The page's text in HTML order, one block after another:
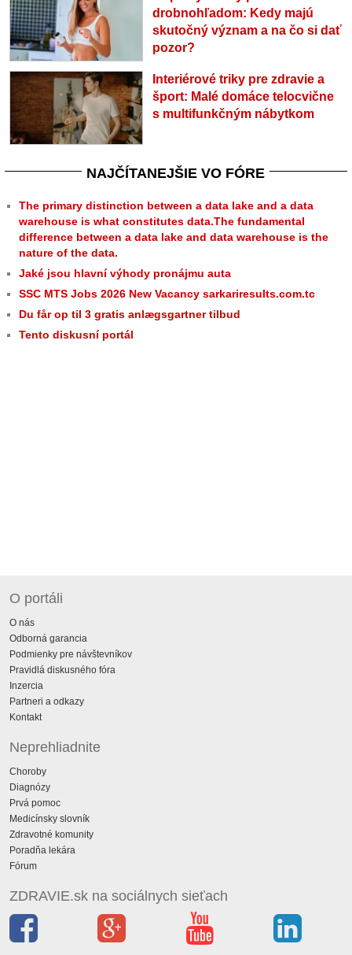
drobnohľadom: Kedy majú
skutočný význam a na čo si dať
pozor?
Interiérové triky pre zdravie a
šport: Malé domáce telocvične
s multifunkčným nábytkom
NAJČÍTANEJŠIE VO FÓRE
The primary distinction between a data lake and a data
warehouse is what constitutes data.The fundamental
difference between a data lake and data warehouse is the
nature of the data.
Jaké jsou hlavní výhody pronájmu auta
SSC MTS Jobs 2026 New Vacancy sarkariresults.com.tc
Du får op til 3 gratis anlægsgartner tilbud
Tento diskusní portál
O portáli
O nás
Odborná garancia
Podmienky pre návštevníkov
Pravidlá diskusného fóra
Inzercia
Partneri a odkazy
Kontakt
Neprehliadnite
Choroby
Diagnózy
Prvá pomoc
Medicínsky slovník
Zdravotné komunity
Poradňa lekára
Fórum
ZDRAVIE.sk na sociálnych sieťach